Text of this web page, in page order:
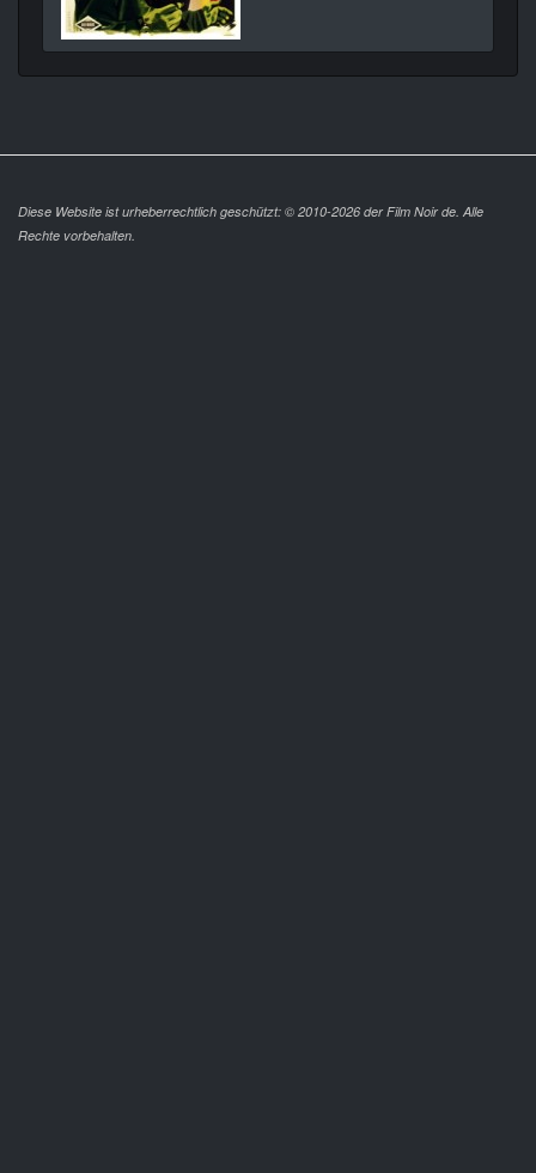
Diese Website ist urheberrechtlich geschützt: © 2010-2026 der Film Noir de. Alle
Rechte vorbehalten.